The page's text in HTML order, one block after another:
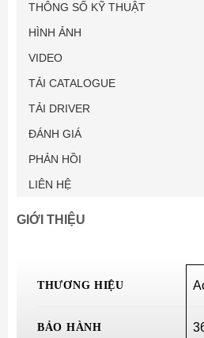
THÔNG SỐ KỸ THUẬT
HÌNH ẢNH
VIDEO
TẢI CATALOGUE
TẢI DRIVER
ĐÁNH GIÁ
PHẢN HỒI
LIÊN HỆ
GIỚI THIỆU
THƯƠNG HIỆU
BẢO HÀNH